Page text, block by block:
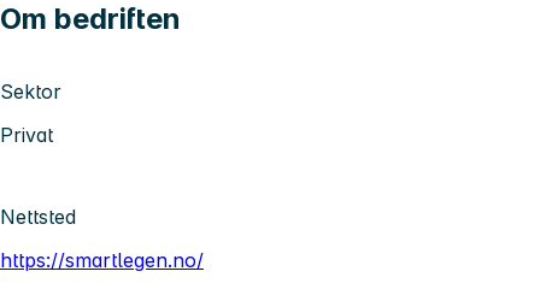
Om bedriften
Sektor
Privat
Nettsted
https://smartlegen.no/